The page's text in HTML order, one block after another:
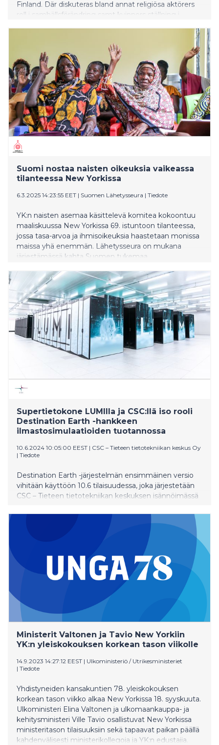
Finland. Där diskuteras bland annat religiösa aktörers
roll i samhällsförändring samt kvinnors ställning i
Suomi nostaa naisten oikeuksia vaikeassa
tilanteessa New Yorkissa
6.3.2025 14:23:55 EET | Suomen Lähetysseura | Tiedote
YK:n naisten asemaa käsittelevä komitea kokoontuu
maaliskuussa New Yorkissa 69. istuntoon tilanteessa,
jossa tasa-arvoa ja ihmisoikeuksia haastetaan monissa
maissa yhä enemmän. Lähetysseura on mukana
järjestämässä kahta Suomen tukemaa
uskonnollisten toimijoiden roolista yhteiskunnan
muuttamisessa sekä naisten asemasta rauhantyössä.
Supertietokone LUMIlla ja CSC:llä iso rooli
Destination Earth -hankkeen
ilmastosimulaatioiden tuotannossa
10.6.2024 10:05:00 EEST | CSC – Tieteen tietotekniikan keskus Oy
| Tiedote
Destination Earth -järjestelmän ensimmäinen versio
vihitään käyttöön 10.6 tilaisuudessa, joka järjestetään
CSC – Tieteen tietotekniikan keskuksen isännöimässä
LUMIlla ja CSC:llä on ollut hankepartnerina merkittävä
rooli Euroopan komission poikkeuksellisessa
aloitteessa, jonka tavoitteena on luoda kuluvan
vuosikymmenen loppuun mennessä maapallon
digitaalinen kaksonen.
Ministerit Valtonen ja Tavio New Yorkiin
YK:n yleiskokouksen korkean tason viikolle
14.9.2023 14:27:12 EEST | Ulkoministeriö / Utrikesministeriet
| Tiedote
Yhdistyneiden kansakuntien 78. yleiskokouksen
korkean tason viikko alkaa New Yorkissa 18. syyskuuta.
Ulkoministeri Elina Valtonen ja ulkomaankauppa- ja
kehitysministeri Ville Tavio osallistuvat New Yorkissa
ministeritason tilaisuuksiin sekä tapaavat paikan päällä
kahdenvälisesti ministerikollegoja ja YK:n edustajia.